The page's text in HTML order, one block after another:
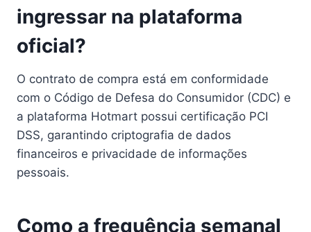
ingressar na plataforma
oficial?
O contrato de compra está em conformidade
com o Código de Defesa do Consumidor (CDC) e
a plataforma Hotmart possui certificação PCI
DSS, garantindo criptografia de dados
financeiros e privacidade de informações
pessoais.
Como a frequência semanal